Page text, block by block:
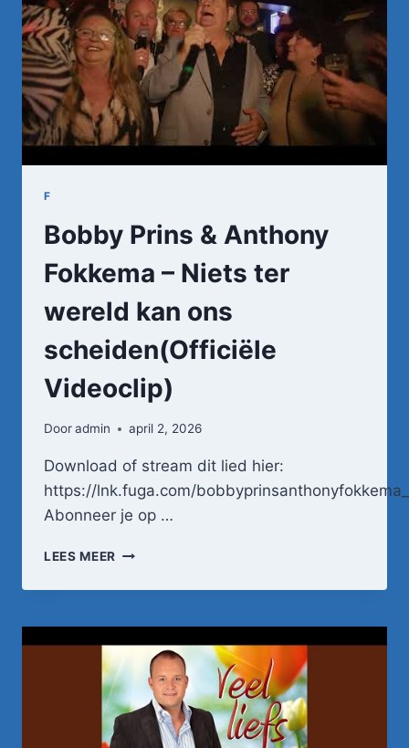
F
Bobby Prins & Anthony
Fokkema – Niets ter
wereld kan ons
scheiden(Officiële
Videoclip)
Dooradmin april 2, 2026
Download of stream dit lied hier:
https://lnk.fuga.com/
Abonneer je op …
LEES MEER BOBBY
&
FOKKEMA
–
NIETS
TER
WERELD
KAN